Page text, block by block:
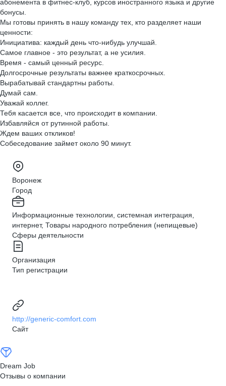
абонемента в фитнес-клуб, курсов иностранного языка и другие
бонусы.
Мы готовы принять в нашу команду тех, кто разделяет наши
ценности:
Инициатива: каждый день что-нибудь улучшай.
Самое главное - это результат, а не усилия.
Время - самый ценный ресурс.
Долгосрочные результаты важнее краткосрочных.
Вырабатывай стандартны работы.
Думай сам.
Уважай коллег.
Тебя касается все, что происходит в компании.
Избавляйся от рутинной работы.
Ждем ваших откликов!
Собеседование займет около 90 минут.
Воронеж
Город
Информационные технологии, системная интеграция,
интернет, Товары народного потребления (непищевые)
Сферы деятельности
Организация
Тип регистрации
http://generic-comfort.com
Сайт
Dream Job
Отзывы о компании